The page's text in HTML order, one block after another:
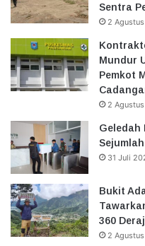
Sentra
2
Mundur
Pemkot
2
Geledah
31 Juli
Bukit
360
2